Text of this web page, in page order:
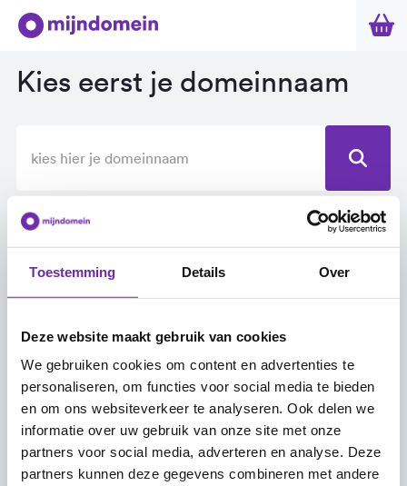
Toestemming Details Over
Deze website maakt gebruik van cookies
We gebruiken cookies om content en advertenties te
personaliseren, om functies voor social media te bieden
en om ons websiteverkeer te analyseren. Ook delen we
informatie over uw gebruik van onze site met onze
partners voor social media, adverteren en analyse. Deze
partners kunnen deze gegevens combineren met andere
Kies eerst je domeinnaam